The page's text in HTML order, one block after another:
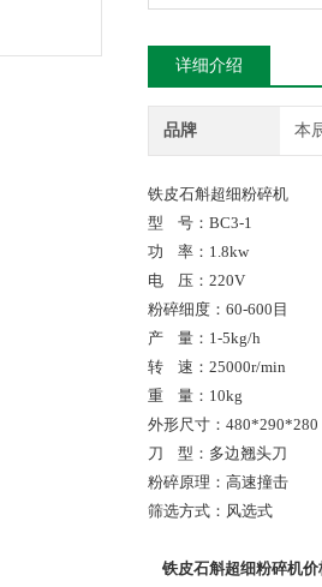
详细介绍
品牌 本
铁皮石斛超细粉碎机
型 号：BC3-1
功 率：1.8kw
电 压：220V
粉碎细度：60-600目
产 量：1-5kg/h
转 速：25000r/min
重 量：10kg
外形尺寸：480*290*280
刀 型：多边翘头刀
粉碎原理：高速撞击
筛选方式：风选式
铁皮石斛超细粉碎机价